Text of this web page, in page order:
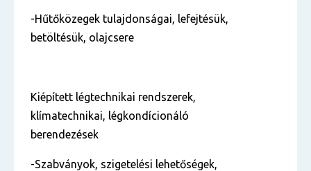
-Hűtőközegek tulajdonságai, lefejtésük,
betöltésük, olajcsere
Kiépített légtechnikai rendszerek,
klímatechnikai, légkondícionáló
berendezések
-Szabványok, szigetelési lehetőségek,